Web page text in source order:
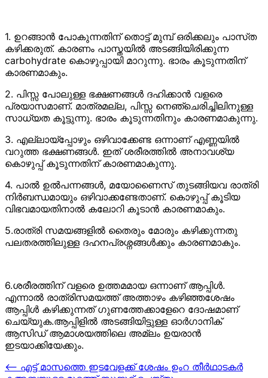
1. ഉറങ്ങാന്‍ പോകുന്നതിന്‌ തൊട്ട്‌ മുമ്പ്‌ ഒരിക്കലും പാസ്‌ത
കഴിക്കരുത്. കാരണം പാസ്തയിൽ അടങ്ങിയിരിക്കുന്ന
carbohydrate കൊഴുപ്പായി മാറുന്നു. ഭാരം കൂടുന്നതിന്
കാരണമാകും.
2. പിസ്സ പോലുള്ള ഭക്ഷണങ്ങൾ ദഹിക്കാൻ വളരെ
പ്രയാസമാണ്. മാത്രമല്ല, പിസ്സ നെഞ്ചെരിച്ചിലിനുള്ള
സാധ്യത കൂട്ടുന്നു. ഭാരം കൂടുന്നതിനും കാരണമാകുന്നു.
3. എല്ലായ്‌പ്പോഴും ഒഴിവാക്കേണ്ട ഒന്നാണ്‌ എണ്ണയിൽ
വറുത്ത ഭക്ഷണങ്ങൾ. ഇത് ശരീരത്തിൽ അനാവശ്യ
കൊഴുപ്പ് കൂടുന്നതിന് കാരണമാകുന്നു.
4. പാല്‍ ഉല്‍പന്നങ്ങള്‍, മയോണൈസ് തുടങ്ങിയവ രാത്രി
നിര്‍ബന്ധമായും ഒഴിവാക്കണ്ടേതാണ്. കൊഴുപ്പ് കൂടിയ
വിഭവമായതിനാല്‍ കലോറി കൂടാന്‍ കാരണമാകും.
5.രാത്രി സമയങ്ങളില്‍ തൈരും മോരും കഴിക്കുന്നതു
പലതരത്തിലുള്ള ദഹനപ്രശ്നങ്ങള്‍ക്കും കാരണമാകും.
6.ശരീരത്തിന് വളരെ ഉത്തമമായ ഒന്നാണ് ആപ്പിള്‍.
എന്നാല്‍ രാത്രിസമയത്ത് അത്താഴം കഴിഞ്ഞശേഷം
ആപ്പിള്‍ കഴിക്കുന്നത് ഗുണത്തേക്കാളേറെ ദോഷമാണ്
ചെയ്യുക.ആപ്പിളില്‍ അടങ്ങിയിട്ടുള്ള ഓര്‍ഗാനിക്
ആസിഡ് ആമാശയത്തിലെ അമ്ലം ഉയരാന്‍
ഇടയാക്കിയേക്കും.
Post
⟵ എട്ട് മാസത്തെ ഇടവേളക്ക് ശേഷം ഉംറ തീര്‍ഥാടകര്‍